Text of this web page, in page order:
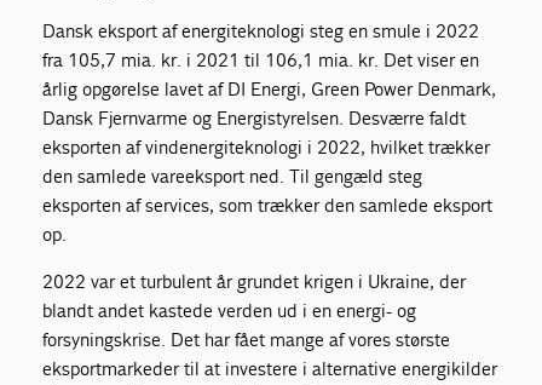
Dansk eksport af energiteknologi steg en smule i 2022
fra 105,7 mia. kr. i 2021 til 106,1 mia. kr. Det viser en
årlig opgørelse lavet af DI Energi, Green Power Denmark,
Dansk Fjernvarme og Energistyrelsen. Desværre faldt
eksporten af vindenergiteknologi i 2022, hvilket trækker
den samlede vareeksport ned. Til gengæld steg
eksporten af services, som trækker den samlede eksport
op.
2022 var et turbulent år grundet krigen i Ukraine, der
blandt andet kastede verden ud i en energi- og
forsyningskrise. Det har fået mange af vores største
eksportmarkeder til at investere i alternative energikilder